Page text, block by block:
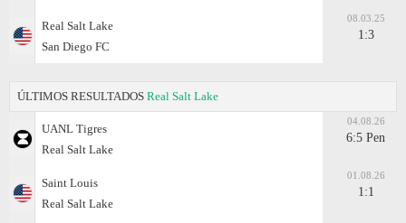
Real Salt Lake
San Diego FC
08.03.25
1:3
ÚLTIMOS RESULTADOS Real Salt Lake
UANL Tigres
Real Salt Lake
04.08.26
6:5 Pen
Saint Louis
Real Salt Lake
01.08.26
1:1